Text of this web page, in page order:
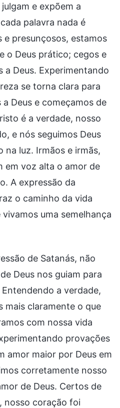
e expõem a
palavra nada é
presunçosos, estamos
o Deus prático; cegos e
a Deus. Experimentando
se torna clara para
Deus e começamos de
é a verdade, nosso
e nós seguimos Deus
na luz. Irmãos e irmãs,
em voz alta o amor de
A expressão da
o caminho da vida
uma semelhança
de Satanás, não
Deus nos guiam para
a verdade,
mais claramente o que
com nossa vida
provações
amor maior por Deus em
corretamente nosso
de Deus. Certos de
nosso coração foi